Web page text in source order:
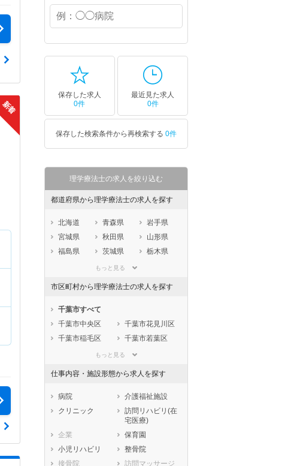
保存した求人
0件
最近見た求人
0件
保存した検索条件から再検索する 0件
理学療法士の求人を絞り込む
都道府県から理学療法士の求人を探す
北海道 青森県
岩手県
宮城県
秋田県
山形県
福島県
茨城県
栃木県
埼玉県
石川県
静岡県
愛知県
三重県
滋賀県
京都府
大阪府
奈良県
香川県
愛媛県
高知県
福岡県
佐賀県
長崎県
宮崎県
鹿児島県
沖縄県
もっと見る
市区町村から理学療法士の求人を探す
千葉市すべて
千葉市中央区
千葉市花見川区
千葉市稲毛区
千葉市若葉区
千葉市美浜区
船橋市
館山市
木更津市
松戸市
茂原市
成田市
佐倉市
東金市
旭市
もっと見る
仕事内容・施設形態から求人を探す
病院
介護福祉施設
クリニック
訪問リハビリ(在
宅医療)
企業
保育園
小児リハビリ
整骨院
接骨院
訪問マッサージ